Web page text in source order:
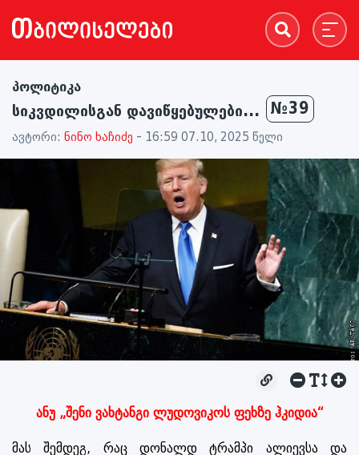
პოლიტიკა
სიკვდილისგან დავიწყებულები... №39
ავტორი: ნინო ხაჩიძე - 16:59 07.10, 2025 წელი
ანუ „შენი ვახტანგი ლუდოვიკოს ფეხზე ჰკიდია“
მას შემდეგ, რაც დონალდ ტრამპი ალიევსა და